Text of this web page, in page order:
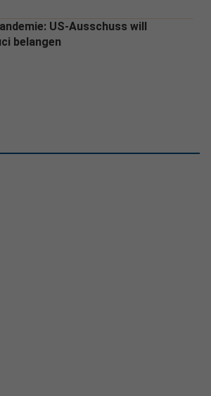
US-Ausschuss will
belangen